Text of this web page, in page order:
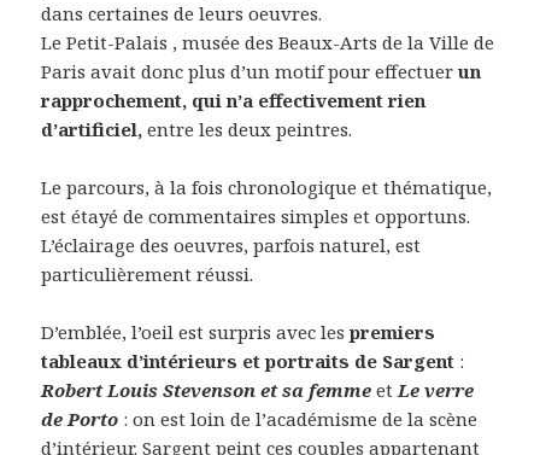
dans certaines de leurs oeuvres.
Le Petit-Palais , musée des Beaux-Arts de la Ville de
Paris avait donc plus d’un motif pour effectuerun
rapprochement, qui n’a effectivement rien
d’artificiel, entre les deux peintres.
Le parcours, à la fois chronologique et thématique,
est étayé de commentaires simples et opportuns.
L’éclairage des oeuvres, parfois naturel, est
particulièrement réussi.
D’emblée, l’oeil est surpris avec lespremiers
tableaux d’intérieurs et portraits de Sargent :
Robert Louis Stevenson et sa femme etLe verre
de Porto : on est loin de l’académisme de la scène
d’intérieur. Sargent peint ces couples appartenant